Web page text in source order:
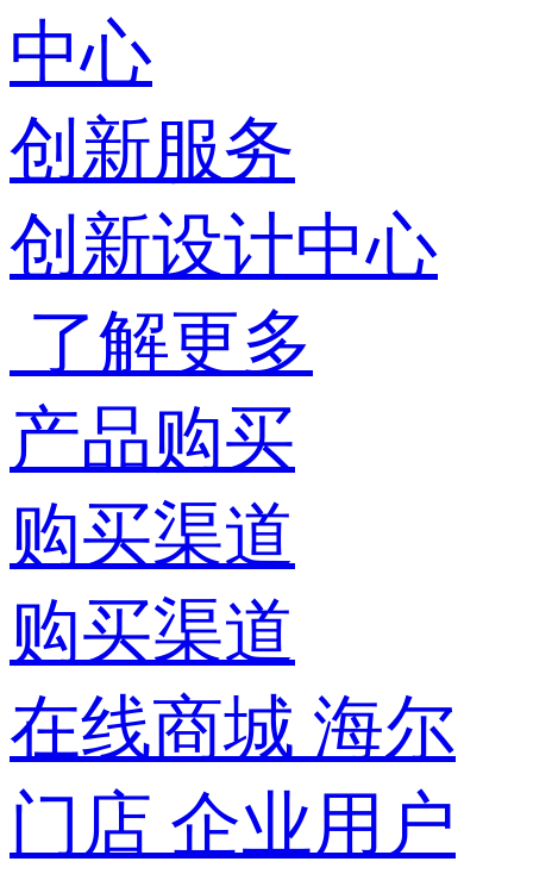
中心
创新服务
创新设计中心
了解更多
产品购买
购买渠道
购买渠道
在线商城 海尔
门店 企业用户